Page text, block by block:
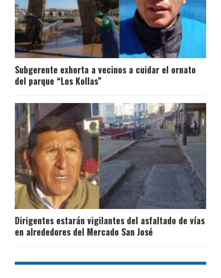
Subgerente exhorta a vecinos a cuidar el ornato
del parque “Los Kollas”
Dirigentes estarán vigilantes del asfaltado de vías
en alrededores del Mercado San José